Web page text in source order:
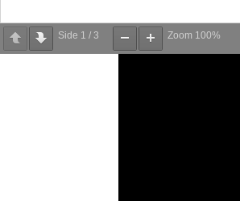
Side 1 / 3 Zoom 100%